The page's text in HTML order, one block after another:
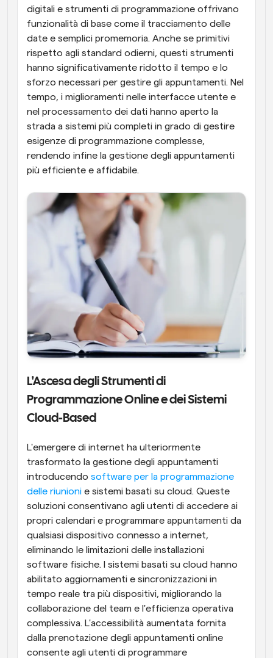
digitali e strumenti di programmazione offrivano
funzionalità di base come il tracciamento delle
date e semplici promemoria. Anche se primitivi
rispetto agli standard odierni, questi strumenti
hanno significativamente ridotto il tempo e lo
sforzo necessari per gestire gli appuntamenti. Nel
tempo, i miglioramenti nelle interfacce utente e
nel processamento dei dati hanno aperto la
strada a sistemi più completi in grado di gestire
esigenze di programmazione complesse,
rendendo infine la gestione degli appuntamenti
più efficiente e affidabile.
L'Ascesa degli Strumenti di
Programmazione Online e dei Sistemi
Cloud-Based
L'emergere di internet ha ulteriormente
trasformato la gestione degli appuntamenti
introducendo software per la programmazione
delle riunioni e sistemi basati su cloud. Queste
soluzioni consentivano agli utenti di accedere ai
propri calendari e programmare appuntamenti da
qualsiasi dispositivo connesso a internet,
eliminando le limitazioni delle installazioni
software fisiche. I sistemi basati su cloud hanno
abilitato aggiornamenti e sincronizzazioni in
tempo reale tra più dispositivi, migliorando la
collaborazione del team e l'efficienza operativa
complessiva. L'accessibilità aumentata fornita
dalla prenotazione degli appuntamenti online
consente agli utenti di programmare